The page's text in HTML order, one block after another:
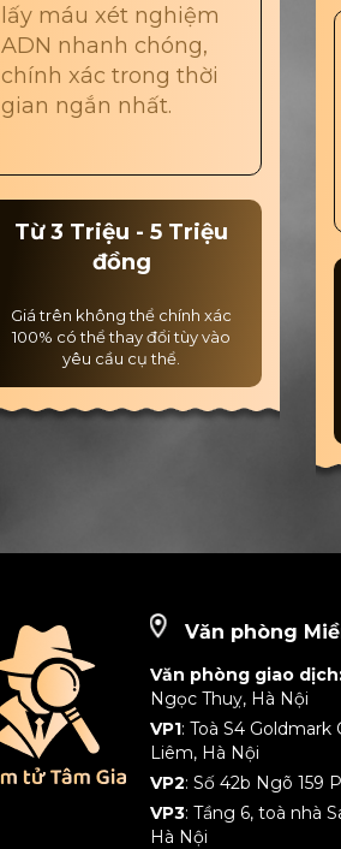
lấy máu xét nghiệm
ADN nhanh chóng,
chính xác trong thời
gian ngắn nhất.
Từ 3 Triệu - 5 Triệu
đồng
Giá trên không thể chính xác
100% có thể thay đổi tùy vào
yêu cầu cụ thể.
Văn phòng
Văn phòng giao
Ngọc Thuỵ, Hà Nội
VP1: Toà S4 Goldmark
Liêm, Hà Nội
VP2: Số 42b Ngõ 159
VP3: Tầng 6, toà nhà
Hà Nội